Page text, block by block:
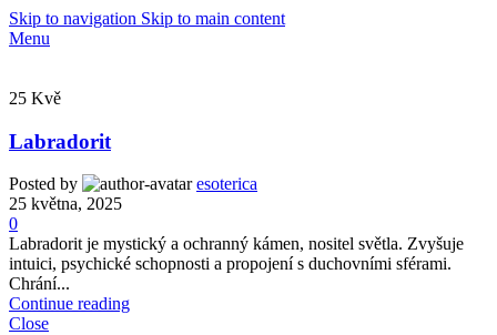
Skip to navigation Skip to main content
Menu
25 Kvě
Labradorit
Posted by
esoterica
25 května, 2025
0
Labradorit je mystický a ochranný kámen, nositel světla. Zvyšuje
intuici, psychické schopnosti a propojení s duchovními sférami.
Chrání...
Continue reading
Close